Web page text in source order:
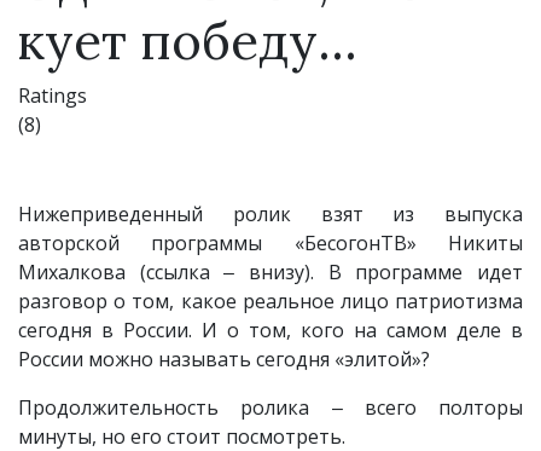
кует победу...
Ratings
(8)
Нижеприведенный ролик взят из выпуска
авторской программы «БесогонТВ» Никиты
Михалкова (ссылка ‒ внизу). В программе идет
разговор о том, какое реальное лицо патриотизма
сегодня в России. И о том, кого на самом деле в
России можно называть сегодня «элитой»?
Продолжительность ролика ‒ всего полторы
минуты, но его стоит посмотреть.